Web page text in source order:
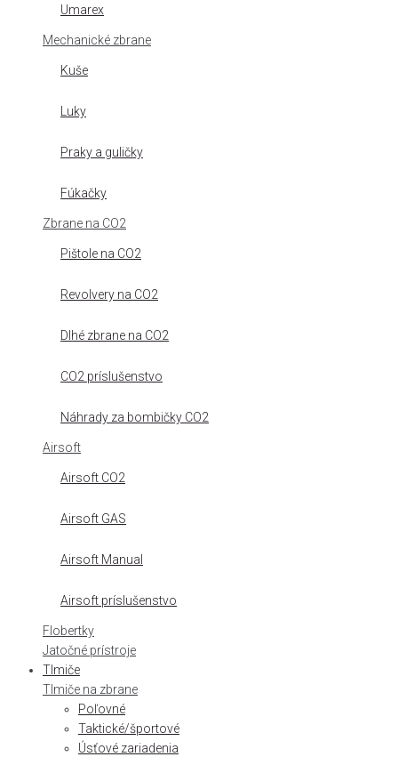
Umarex
Mechanické zbrane
Kuše
Luky
Praky a guličky
Fúkačky
Zbrane na CO2
Pištole na CO2
Revolvery na CO2
Dlhé zbrane na CO2
CO2 príslušenstvo
Náhrady za bombičky CO2
Airsoft
Airsoft CO2
Airsoft GAS
Airsoft Manual
Airsoft príslušenstvo
Flobertky
Jatočné prístroje
Tlmiče
Tlmiče na zbrane
Poľovné
Taktické/športové
Úsťové zariadenia